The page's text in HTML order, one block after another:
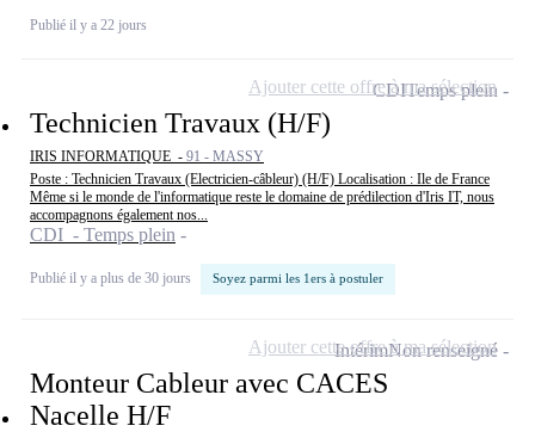
Publié il y a 22 jours
Technicien Travaux (H/F)
IRIS INFORMATIQUE - 91 - MASSY
Poste : Technicien Travaux (Electricien-câbleur) (H/F) Localisation : Ile de France
Même si le monde de l'informatique reste le domaine de prédilection d'Iris IT, nous
accompagnons également nos...
CDI - Temps plein
Publié il y a plus de 30 jours Soyez parmi les 1ers à postuler
CDITemps plein
Ajouter cette offre à ma sélection
Monteur Cableur avec CACES
Nacelle H/F
IntérimNon renseigné
Ajouter cette offre à ma sélection